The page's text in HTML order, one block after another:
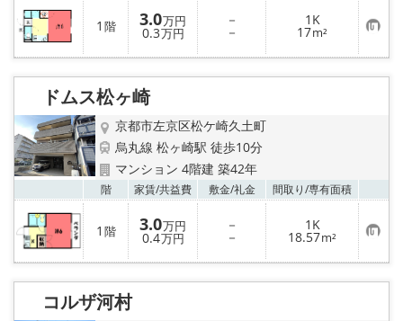
1 階 3.0万円
0.3万円
－
－
1K
17m² お
気
に
り
ドムス松ヶ崎
京都市左京区松ケ崎久土町
烏丸線 松ヶ崎駅 徒歩10分
マンション 4階建 築42年
階 家賃/共益費 敷金/礼金 間取り/専有面積
1 階 3.0万円
0.4万円
－
－
1K
18.57m² お
気
に
り
コルザ河村